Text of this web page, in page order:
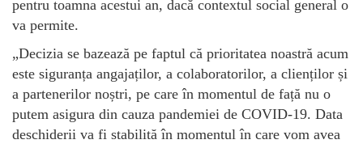
pentru toamna acestui an, dacă contextul social general o
va permite.
„Decizia se bazează pe faptul că prioritatea noastră acum
este siguranța angajaților, a colaboratorilor, a clienților și
a partenerilor noștri, pe care în momentul de față nu o
putem asigura din cauza pandemiei de COVID-19. Data
deschiderii va fi stabilită în momentul în care vom avea